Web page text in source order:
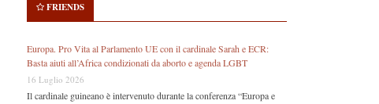
FRIENDS
Europa. Pro Vita al Parlamento UE con il cardinale Sarah e ECR:
Basta aiuti all’Africa condizionati da aborto e agenda LGBT
16 Luglio 2026
Il cardinale guineano è intervenuto durante la conferenza “Europa e